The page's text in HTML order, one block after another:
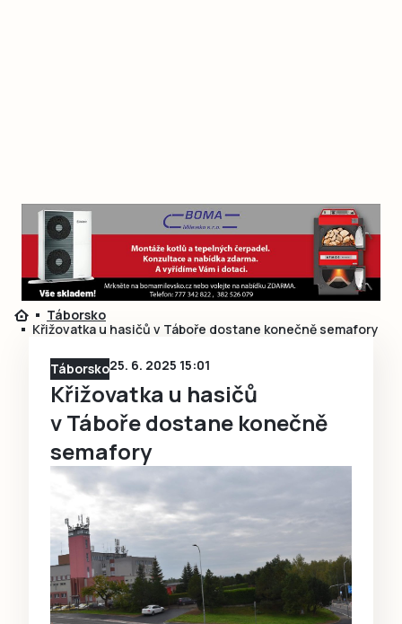
Táborsko
Křižovatka u hasičů v Táboře dostane konečně semafory
Táborsko25. 6. 2025 15:01
Křižovatka u hasičů
v Táboře dostane konečně
semafory